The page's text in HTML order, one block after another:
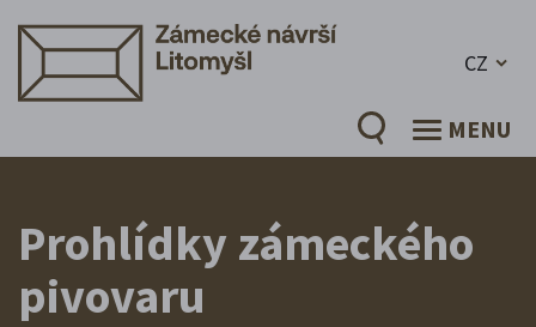
CZ
MENU
Prohlídky zámeckého
pivovaru